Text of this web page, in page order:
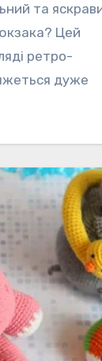
Цей
ретро-
дуже